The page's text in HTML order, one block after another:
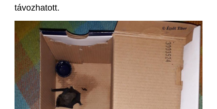
távozhatott.